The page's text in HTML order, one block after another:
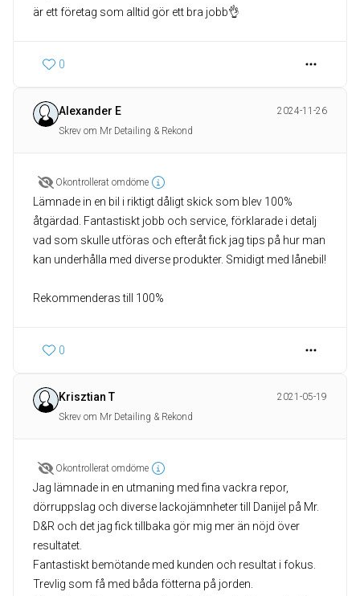
är ett företag som alltid gör ett bra jobb👌
0
Alexander E
2024-11-26
Skrev om Mr Detailing & Rekond
Okontrollerat omdöme
Lämnade in en bil i riktigt dåligt skick som blev 100%
åtgärdad. Fantastiskt jobb och service, förklarade i detalj
vad som skulle utföras och efteråt fick jag tips på hur man
kan underhålla med diverse produkter. Smidigt med lånebil!
Rekommenderas till 100%
0
Krisztian T
2021-05-19
Skrev om Mr Detailing & Rekond
Okontrollerat omdöme
Jag lämnade in en utmaning med fina vackra repor,
dörruppslag och diverse lackojämnheter till Danijel på Mr.
D&R och det jag fick tillbaka gör mig mer än nöjd över
resultatet.
Fantastiskt bemötande med kunden och resultat i fokus.
Trevlig som få med båda fötterna på jorden.